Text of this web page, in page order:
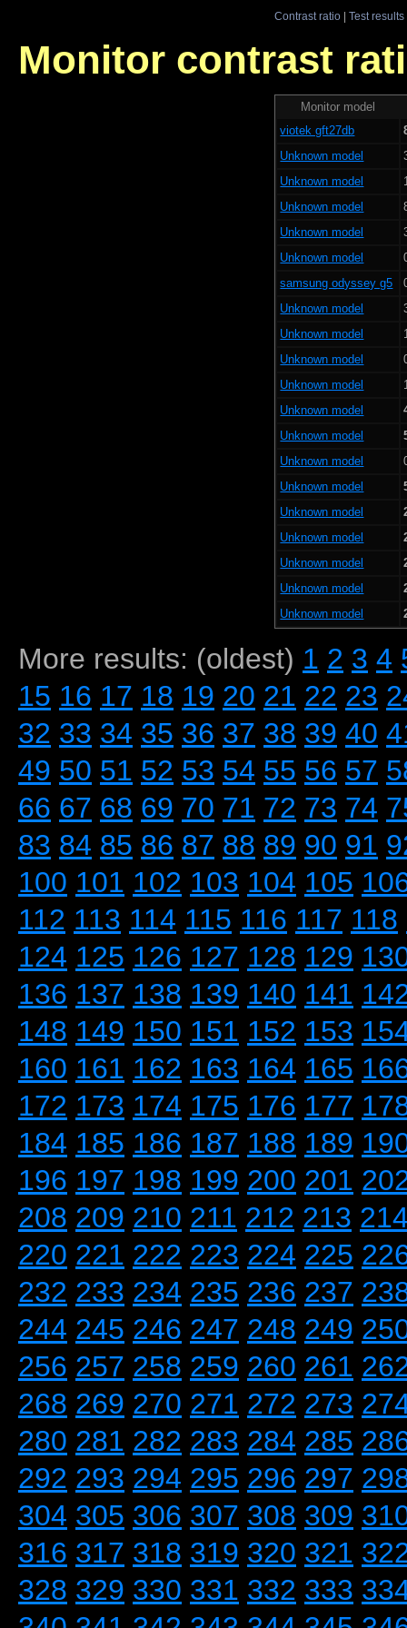
Contrast ratio| Test results
Monitor contrast
Monitor model
viotek gft27db
Unknown model
Unknown model
Unknown model
Unknown model
Unknown model
samsung odyssey g5
Unknown model
Unknown model
Unknown model
Unknown model
Unknown model
Unknown model
Unknown model
Unknown model
Unknown model
Unknown model
Unknown model
Unknown model
Unknown model
More results: (oldest) 1 2 3 4
15 16 17 18 19 20 21 22 23
32 33 34 35 36 37 38 39 40
49 50 51 52 53 54 55 56 57
66 67 68 69 70 71 72 73 74
83 84 85 86 87 88 89 90 91
100 101 102 103 104 105
112 113 114 115 116 117 118
124 125 126 127 128 129
136 137 138 139 140 141
148 149 150 151 152 153
160 161 162 163 164 165
172 173 174 175 176 177
184 185 186 187 188 189
196 197 198 199 200 201
208 209 210 211 212 213
220 221 222 223 224 225
232 233 234 235 236 237
244 245 246 247 248 249
256 257 258 259 260 261
268 269 270 271 272 273
280 281 282 283 284 285
292 293 294 295 296 297
304 305 306 307 308 309
316 317 318 319 320 321
328 329 330 331 332 333